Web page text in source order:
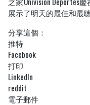
展示了明天的最佳和最
分享這個：
推特
Facebook
打印
LinkedIn
reddit
電子郵件